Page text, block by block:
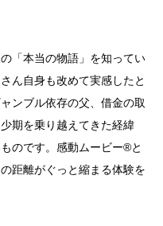
「本当の物語」を知ってい
ん自身も改めて実感したと
ンブル依存の父、借金の取
期を乗り越えてきた経緯
のです。感動ムービー®と
距離がぐっと縮まる体験を